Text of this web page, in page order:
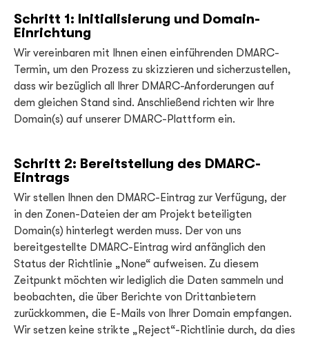
Schritt 1: Initialisierung und Domain-
Einrichtung
Wir vereinbaren mit Ihnen einen einführenden DMARC-
Termin, um den Prozess zu skizzieren und sicherzustellen,
dass wir bezüglich all Ihrer DMARC-Anforderungen auf
dem gleichen Stand sind. Anschließend richten wir Ihre
Domain(s) auf unserer DMARC-Plattform ein.
Schritt 2: Bereitstellung des DMARC-
Eintrags
Wir stellen Ihnen den DMARC-Eintrag zur Verfügung, der
in den Zonen-Dateien der am Projekt beteiligten
Domain(s) hinterlegt werden muss. Der von uns
bereitgestellte DMARC-Eintrag wird anfänglich den
Status der Richtlinie „None“ aufweisen. Zu diesem
Zeitpunkt möchten wir lediglich die Daten sammeln und
beobachten, die über Berichte von Drittanbietern
zurückkommen, die E-Mails von Ihrer Domain empfangen.
Wir setzen keine strikte „Reject“-Richtlinie durch, da dies